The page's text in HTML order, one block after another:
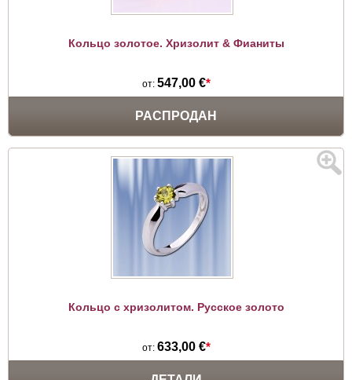
Кольцо золотое. Хризолит & Фианиты
от: 547,00 €*
РАСПРОДАН
Кольцо с хризолитом. Русское золото
от: 633,00 €*